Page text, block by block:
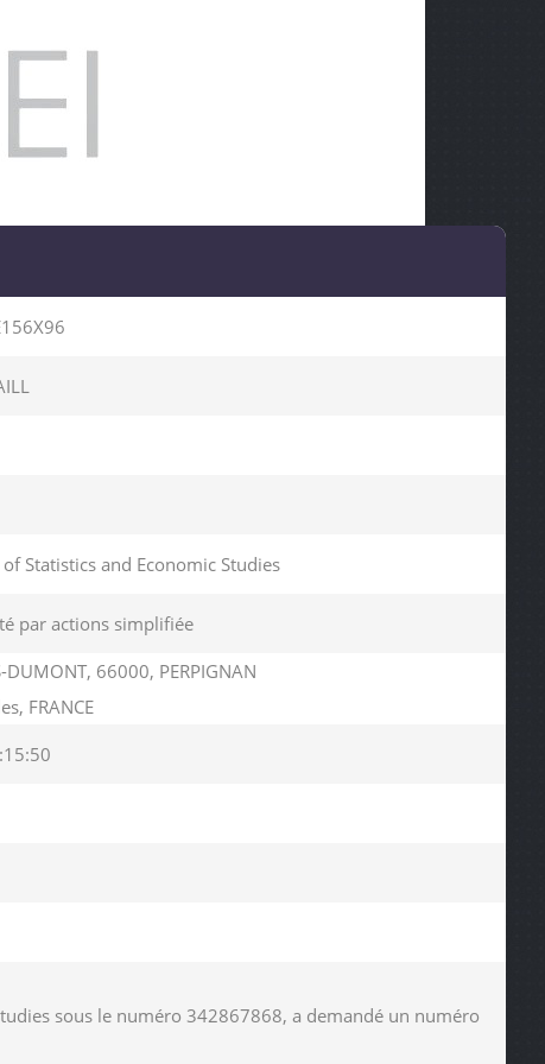
Statistics and Economic Studies
par actions simplifiée
DUMONT, 66000, PERPIGNAN
FRANCE
sous le numéro 342867868, a demandé un numéro